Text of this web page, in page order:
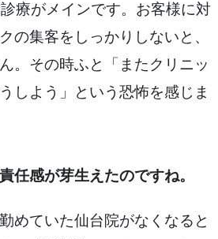
療がメインです。お客様に対
の集客をしっかりしないと、
。その時ふと「またクリニッ
しよう」という恐怖を感じま
任感が芽生えたのですね。
めていた仙台院がなくなると